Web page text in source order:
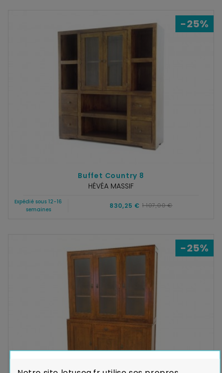
-25%
Buffet Country 8
HÉVÉA MASSIF
Expédié sous 12-16
semaines
830,25 € 1 107,00 €
-25%